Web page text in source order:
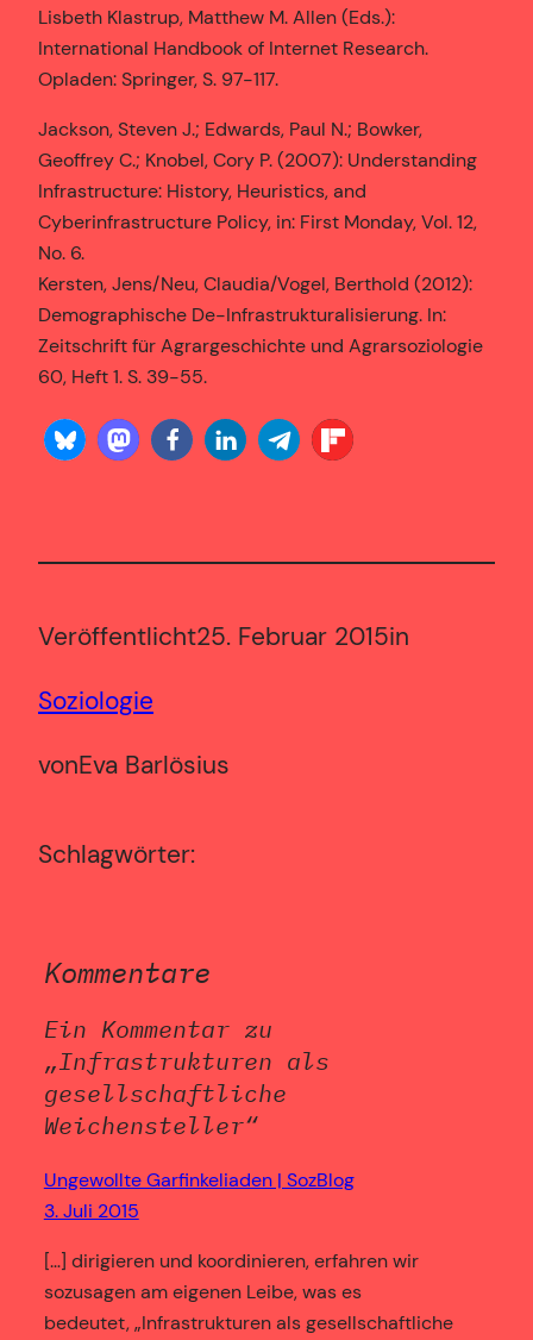
Lisbeth Klastrup, Matthew M. Allen (Eds.):
International Handbook of Internet Research.
Opladen: Springer, S. 97-117.
Jackson, Steven J.; Edwards, Paul N.; Bowker,
Geoffrey C.; Knobel, Cory P. (2007): Understanding
Infrastructure: History, Heuristics, and
Cyberinfrastructure Policy, in: First Monday, Vol. 12,
No. 6.
Kersten, Jens/Neu, Claudia/Vogel, Berthold (2012):
Demographische De-Infrastrukturalisierung. In:
Zeitschrift für Agrargeschichte und Agrarsoziologie
60, Heft 1. S. 39-55.
Veröffentlicht25. Februar 2015in
Soziologie
vonEva Barlösius
Schlagwörter:
Kommentare
Ein Kommentar zu
„Infrastrukturen als
gesellschaftliche
Weichensteller“
Ungewollte Garfinkeliaden | SozBlog
3. Juli 2015
[…] dirigieren und koordinieren, erfahren wir
sozusagen am eigenen Leibe, was es
bedeutet, „Infrastrukturen als gesellschaftliche